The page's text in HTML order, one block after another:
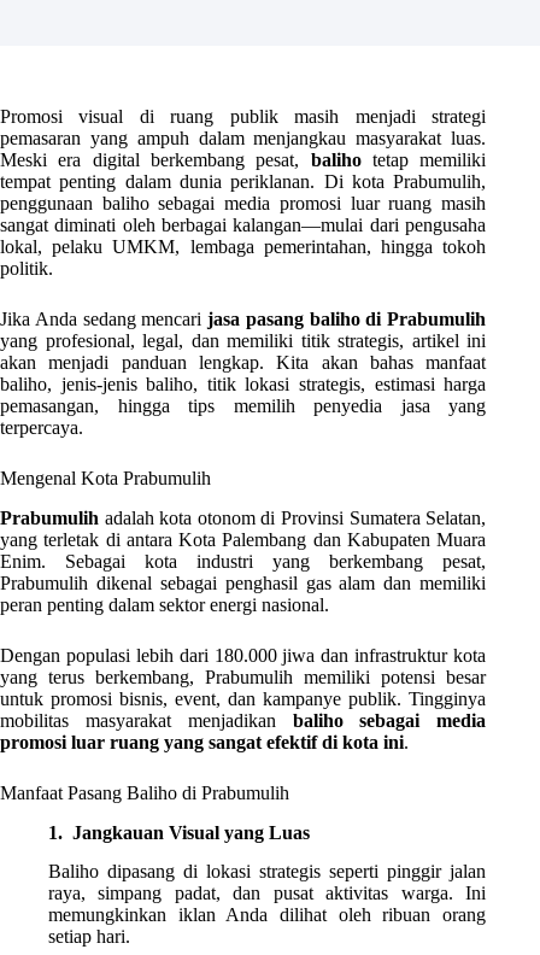
Promosi visual di ruang publik masih menjadi strategi
pemasaran yang ampuh dalam menjangkau masyarakat luas.
Meski era digital berkembang pesat, balihotetap memiliki
tempat penting dalam dunia periklanan. Di kota Prabumulih,
penggunaan baliho sebagai media promosi luar ruang masih
sangat diminati oleh berbagai kalangan—mulai dari pengusaha
lokal, pelaku UMKM, lembaga pemerintahan, hingga tokoh
politik.
Jika Anda sedang mencarijasa pasang baliho di Prabumulih
yang profesional, legal, dan memiliki titik strategis, artikel ini
akan menjadi panduan lengkap. Kita akan bahas manfaat
baliho, jenis-jenis baliho, titik lokasi strategis, estimasi harga
pemasangan, hingga tips memilih penyedia jasa yang
terpercaya.
Mengenal Kota Prabumulih
Prabumulih adalah kota otonom di Provinsi Sumatera Selatan,
yang terletak di antara Kota Palembang dan Kabupaten Muara
Enim. Sebagai kota industri yang berkembang pesat,
Prabumulih dikenal sebagai penghasil gas alam dan memiliki
peran penting dalam sektor energi nasional.
Dengan populasi lebih dari 180.000 jiwa dan infrastruktur kota
yang terus berkembang, Prabumulih memiliki potensi besar
untuk promosi bisnis, event, dan kampanye publik. Tingginya
mobilitas masyarakat menjadikan baliho sebagai media
promosi luar ruang yang sangat efektif di kota ini.
Manfaat Pasang Baliho di Prabumulih
1. Jangkauan Visual yang Luas
Baliho dipasang di lokasi strategis seperti pinggir jalan
raya, simpang padat, dan pusat aktivitas warga. Ini
memungkinkan iklan Anda dilihat oleh ribuan orang
setiap hari.